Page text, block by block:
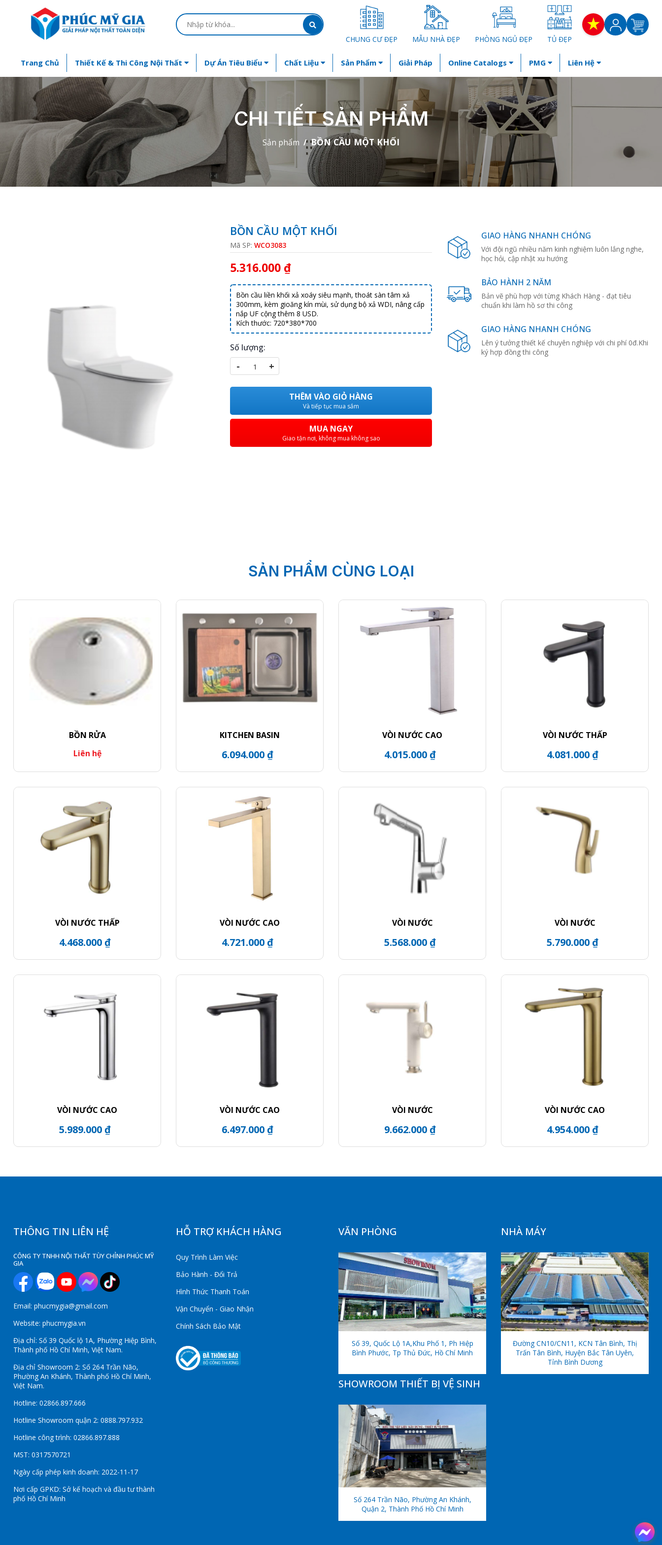
CHUNG CƯ ĐẸP MẪU NHÀ ĐẸP PHÒNG NGỦ ĐẸP TỦ ĐẸP
Trang Chủ Thiết Kế & Thi Công Nội Thất Dự Án Tiêu Biểu Chất Liệu Sản Phẩm Giải Pháp Online Catalogs PMG Liên Hệ
CHI TIẾT SẢN PHẨM
Sản phẩm BỒN CẦU MỘT KHỐI
BỒN CẦU MỘT KHỐI
Mã SP: WCO3083
5.316.000 ₫
Bồn cầu liền khối xả xoáy siêu mạnh, thoát sàn tâm xả
300mm, kèm gioăng kín mùi, sử dụng bộ xả WDI, nâng cấp
nắp UF cộng thêm 8 USD.
Kích thước: 720*380*700
Số lượng:
- +
THÊM VÀO GIỎ HÀNG
Và tiếp tục mua sắm
MUA NGAY
Giao tận nơi, không mua không sao
GIAO HÀNG NHANH CHÓNG
Với đội ngũ nhiều năm kinh nghiệm luôn lắng nghe,
học hỏi, cập nhật xu hướng
BẢO HÀNH 2 NĂM
Bản vẽ phù hợp với từng Khách Hàng - đạt tiêu
chuẩn khi làm hồ sơ thi công
GIAO HÀNG NHANH CHÓNG
Lên ý tưởng thiết kế chuyên nghiệp với chi phí 0đ.Khi
ký hợp đồng thi công
SẢN PHẨM CÙNG LOẠI
BỒN RỬA
Liên hệ
KITCHEN BASIN
6.094.000 ₫
VÒI NƯỚC CAO
4.015.000 ₫
VÒI NƯỚC THẤP
4.081.000 ₫
VÒI NƯỚC THẤP
4.468.000 ₫
VÒI NƯỚC CAO
4.721.000 ₫
VÒI NƯỚC
5.568.000 ₫
VÒI NƯỚC
5.790.000 ₫
VÒI NƯỚC CAO
5.989.000 ₫
VÒI NƯỚC CAO
6.497.000 ₫
VÒI NƯỚC
9.662.000 ₫
VÒI NƯỚC CAO
4.954.000 ₫
THÔNG TIN LIÊN HỆ
CÔNG TY TNHH NỘI THẤT TÙY CHỈNH PHÚC MỸ
GIA
Email: phucmygia@gmail.com
Website: phucmygia.vn
Địa chỉ: Số 39 Quốc lộ 1A, Phường Hiệp Bình,
Thành phố Hồ Chí Minh, Việt Nam.
Địa chỉ Showroom 2: Số 264 Trần Não,
Phường An Khánh, Thành phố Hồ Chí Minh,
Việt Nam.
Hotline: 02866.897.666
Hotline Showroom quận 2: 0888.797.932
Hotline công trình: 02866.897.888
MST: 0317570721
Ngày cấp phép kinh doanh: 2022-11-17
Nơi cấp GPKD: Sở kế hoạch và đầu tư thành
phố Hồ Chí Minh
HỖ TRỢ KHÁCH HÀNG
Quy Trình Làm Việc
Bảo Hành - Đổi Trả
Hình Thức Thanh Toán
Vận Chuyển - Giao Nhận
Chính Sách Bảo Mật
VĂN PHÒNG
Số 39, Quốc Lộ 1A,khu Phố 1, Ph Hiệp
Bình Phước, Tp Thủ Đức, Hồ Chí Minh
NHÀ MÁY
Đường CN10/CN11, KCN Tân Bình, Thị
Trấn Tân Bình, Huyện Bắc Tân Uyên,
Tỉnh Bình Dương
SHOWROOM THIẾT BỊ VỆ SINH
Số 264 Trần Não, Phường An Khánh,
Quận 2, Thành Phố Hồ Chí Minh